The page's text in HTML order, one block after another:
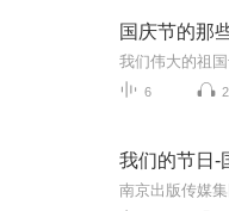
国庆节的那
6
我们的节日-